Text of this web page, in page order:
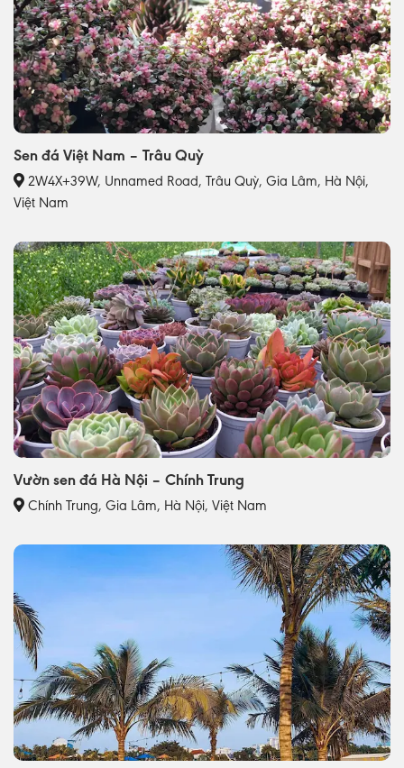
Sen đá Việt Nam – Trâu Quỳ
2W4X+39W, Unnamed Road, Trâu Quỳ, Gia Lâm, Hà Nội,
Việt Nam
Vườn sen đá Hà Nội – Chính Trung
Chính Trung, Gia Lâm, Hà Nội, Việt Nam